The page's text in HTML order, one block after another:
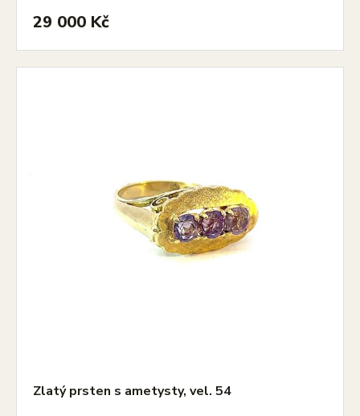
29 000 Kč
Zlatý prsten s ametysty, vel. 54